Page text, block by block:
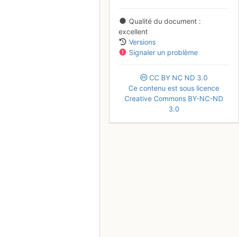
Qualité du document
excellent
Versions
Signaler un problème
CC BY NC ND 3.0
Ce contenu est sous licence
Creative Commons BY-NC-ND
3.0